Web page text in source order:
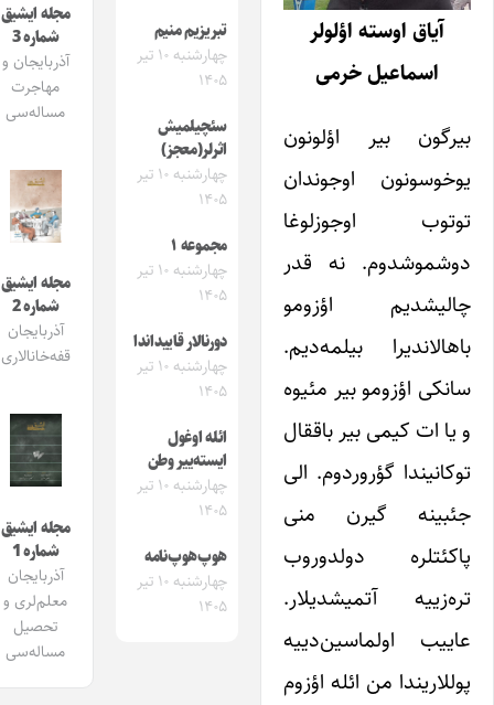
آیاق اوسته اؤلولر
اسماعیل خرمی
بیرگون بیر اؤلونون
یوخوسونون اوجوندان
توتوب اوجوزلوغا
دوشموشدوم. نه قدر
چالیشدیم اؤزومو
باهالاندیرا بیلمه‌دیم.
سانکی اؤزومو بیر مئیوه
و یا ات کیمی بیر باققال
توکانیندا گؤروردوم. الی
جئبینه گیرن منی
پاکئتلره دولدوروب
تره‌زییه آتمیشدیلار.
عاییب اولماسین‌دییه
پوللاریندا من ائله اؤزوم
تبریزیم منیم
چهارشنبه ۱۰ تیر
۱۴۰۵
سئچیلمیش
اثرلر(معجز)
چهارشنبه ۱۰ تیر
۱۴۰۵
مجموعه ۱
چهارشنبه ۱۰ تیر
۱۴۰۵
دورنالار قاییداندا
چهارشنبه ۱۰ تیر
۱۴۰۵
ائله اوغول
ایسته‌ییر وطن
چهارشنبه ۱۰ تیر
۱۴۰۵
هوپ‌هوپ‌نامه
چهارشنبه ۱۰ تیر
۱۴۰۵
مجله ایشیق
شماره 3
آذربایجان و
مهاجرت
مساله‌سی
مجله ایشیق
شماره 2
آذربایجان
قفه‌خانالاری
مجله ایشیق
شماره 1
آذربایجان
معلم‌لری و
تحصیل
مساله‌سی